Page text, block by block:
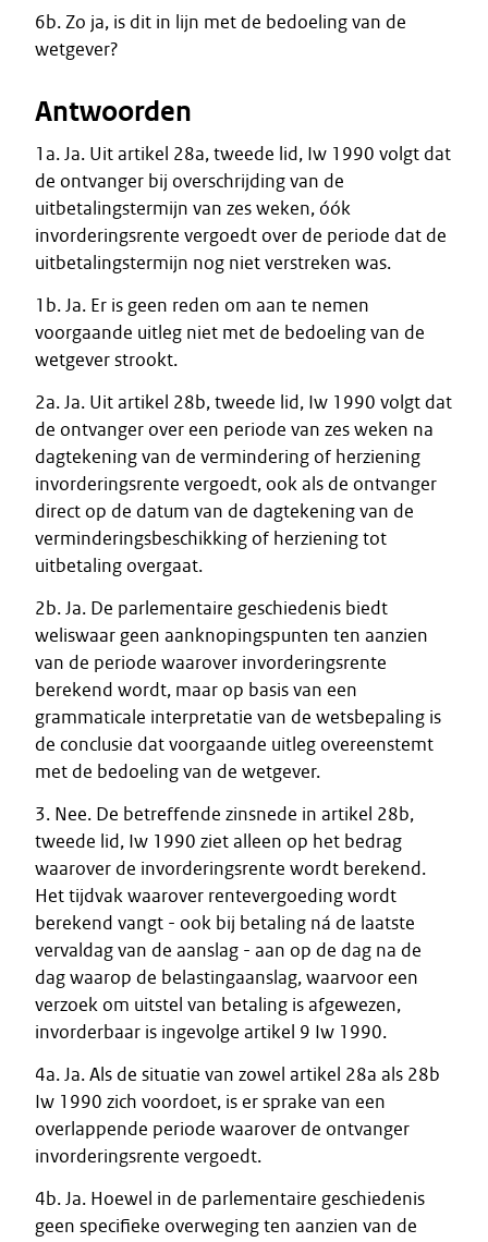
6b. Zo ja, is dit in lijn met de bedoeling van de
wetgever?
Antwoorden
1a. Ja. Uit artikel 28a, tweede lid, Iw 1990 volgt dat
de ontvanger bij overschrijding van de
uitbetalingstermijn van zes weken, óók
invorderingsrente vergoedt over de periode dat de
uitbetalingstermijn nog niet verstreken was.
1b. Ja. Er is geen reden om aan te nemen
voorgaande uitleg niet met de bedoeling van de
wetgever strookt.
2a. Ja. Uit artikel 28b, tweede lid, Iw 1990 volgt dat
de ontvanger over een periode van zes weken na
dagtekening van de vermindering of herziening
invorderingsrente vergoedt, ook als de ontvanger
direct op de datum van de dagtekening van de
verminderingsbeschikking of herziening tot
uitbetaling overgaat.
2b. Ja. De parlementaire geschiedenis biedt
weliswaar geen aanknopingspunten ten aanzien
van de periode waarover invorderingsrente
berekend wordt, maar op basis van een
grammaticale interpretatie van de wetsbepaling is
de conclusie dat voorgaande uitleg overeenstemt
met de bedoeling van de wetgever.
3. Nee. De betreffende zinsnede in artikel 28b,
tweede lid, Iw 1990 ziet alleen op het bedrag
waarover de invorderingsrente wordt berekend.
Het tijdvak waarover rentevergoeding wordt
berekend vangt - ook bij betaling ná de laatste
vervaldag van de aanslag - aan op de dag na de
dag waarop de belastingaanslag, waarvoor een
verzoek om uitstel van betaling is afgewezen,
invorderbaar is ingevolge artikel 9 Iw 1990.
4a. Ja. Als de situatie van zowel artikel 28a als 28b
Iw 1990 zich voordoet, is er sprake van een
overlappende periode waarover de ontvanger
invorderingsrente vergoedt.
4b. Ja. Hoewel in de parlementaire geschiedenis
geen specifieke overweging ten aanzien van de